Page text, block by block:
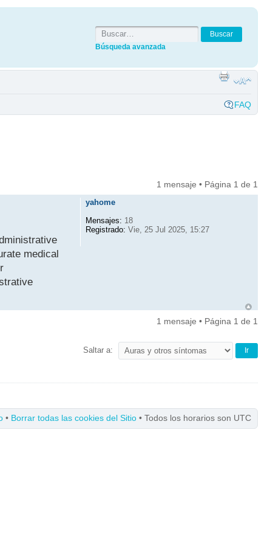
Búsqueda avanzada
FAQ
1 mensaje • Página 1 de 1
medical
yahome
Mensajes: 18
Registrado: Vie, 25 Jul 2025, 15:27
1 mensaje • Página 1 de 1
Saltar a:
• Borrar todas las cookies del Sitio • Todos los horarios son UTC